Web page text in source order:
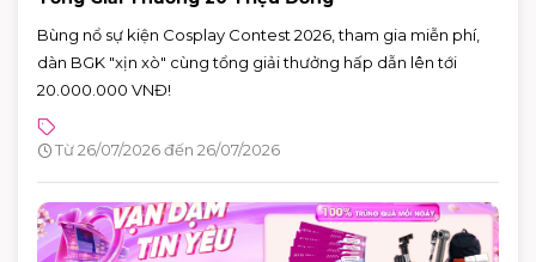
Bùng nổ sự kiện Cosplay Contest 2026, tham gia miễn phí,
dàn BGK "xịn xò" cùng tổng giải thưởng hấp dẫn lên tới
20.000.000 VNĐ!
Từ 26/07/2026 đến 26/07/2026